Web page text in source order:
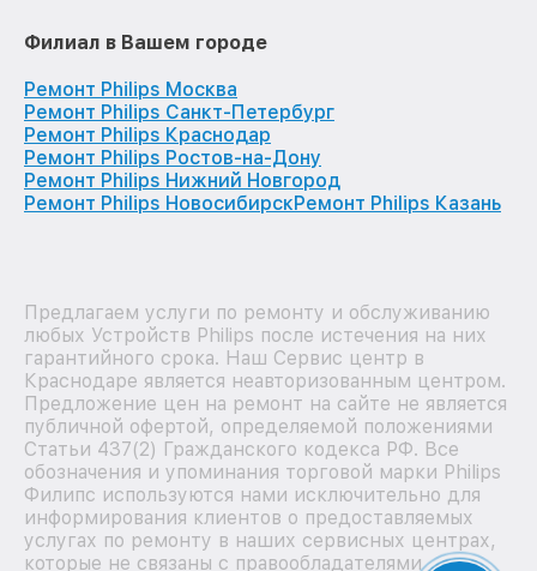
Филиал в Вашем городе
Ремонт Philips Москва
Ремонт Philips Санкт-Петербург
Ремонт Philips Краснодар
Ремонт Philips Ростов-на-Дону
Ремонт Philips Нижний Новгород
Ремонт Philips НовосибирскРемонт Philips Казань
Предлагаем услуги по ремонту и обслуживанию
любых Устройств Philips после истечения на них
гарантийного срока. Наш Сервис центр в
Краснодаре является неавторизованным центром.
Предложение цен на ремонт на сайте не является
публичной офертой, определяемой положениями
Статьи 437(2) Гражданского кодекса РФ. Все
обозначения и упоминания торговой марки Philips
Филипс используются нами исключительно для
информирования клиентов о предоставляемых
услугах по ремонту в наших сервисных центрах,
которые не связаны с правообладателями